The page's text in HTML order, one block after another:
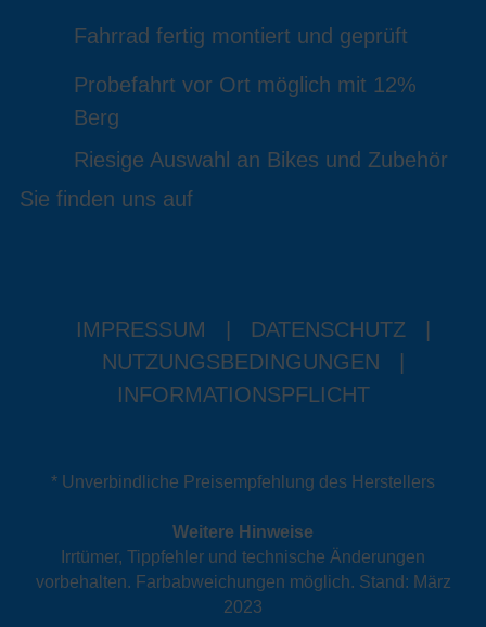
Fahrrad fertig montiert und geprüft
Probefahrt vor Ort möglich mit 12%
Berg
Riesige Auswahl an Bikes und Zubehör
Sie finden uns auf
IMPRESSUM DATENSCHUTZ
NUTZUNGSBEDINGUNGEN
INFORMATIONSPFLICHT
* Unverbindliche Preisempfehlung des Herstellers
Weitere Hinweise
Irrtümer, Tippfehler und technische Änderungen
vorbehalten. Farbabweichungen möglich. Stand: März
2023